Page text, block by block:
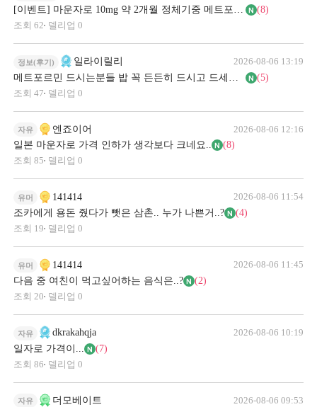
(8)
조회 62 델리업 0
정보(후기)
일라이릴리
(5)
2026-08-06 13:19
조회 47 델리업 0
자유
엔죠이어
일본 마운자로 가격 인하가 생각보다 크네요..
(8)
2026-08-06 12:16
조회 85 델리업 0
유머
141414
조카에게 용돈 줬다가 뺏은 삼촌.. 누가 나쁜거..?
(4)
2026-08-06 11:54
조회 19 델리업 0
유머
141414
다음 중 여친이 먹고싶어하는 음식은..?
(2)
2026-08-06 11:45
조회 20 델리업 0
자유
dkrakahqja
일자로 가격이...
(7)
2026-08-06 10:19
조회 86 델리업 0
자유
더모베이트
2026-08-06 09:53